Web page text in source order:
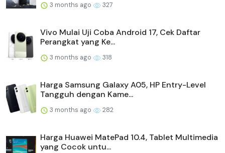
3 months ago 327
Vivo Mulai Uji Coba Android 17, Cek Daftar
Perangkat yang Ke...
3 months ago 318
Harga Samsung Galaxy A05, HP Entry-Level
Tangguh dengan Kame...
3 months ago 282
Harga Huawei MatePad 10.4, Tablet Multimedia
yang Cocok untu...